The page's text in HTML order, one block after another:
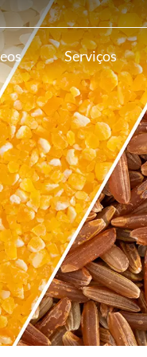
Serviços